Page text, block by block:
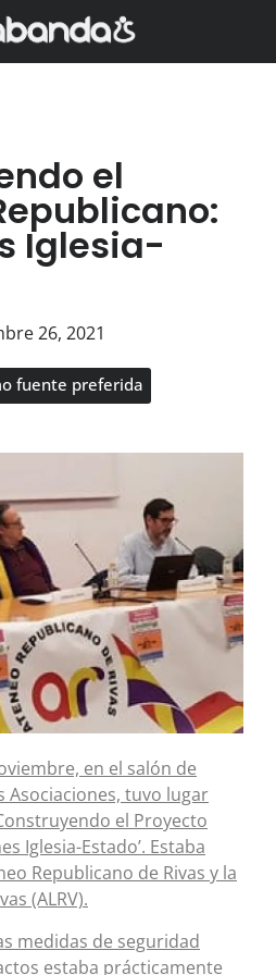
el
Iglesia-
26, 2021
fuente preferida
en el salón de
Asociaciones, tuvo lugar
el Proyecto
Iglesia-Estado’. Estaba
Republicano de Rivas y la
(ALRV).
medidas de seguridad
estaba prácticamente